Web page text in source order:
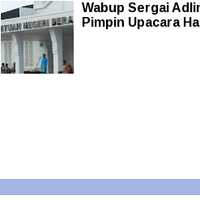
Wabup Sergai
Pimpin Upacara